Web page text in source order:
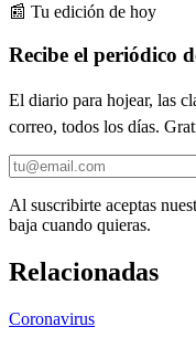
📰 Tu edición de hoy
Recibe el periódico
El diario para hojear, las
correo, todos los días.
Al suscribirte aceptas
baja cuando quieras.
Relacionadas
Coronavirus